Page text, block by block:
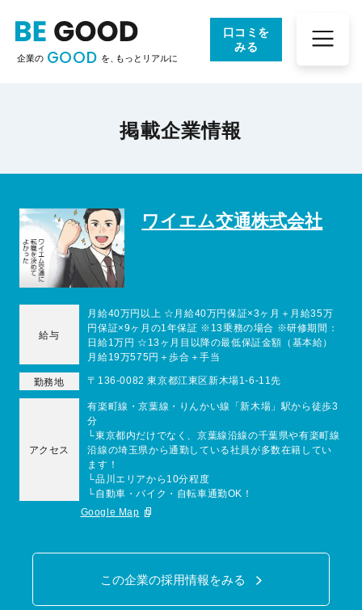
企業の GOOD を、もっとリアルに
口コミを
みる
掲載企業情報
ワイエム交通株式会社
給与
月給40万円以上 ☆月給40万円保証×3ヶ月＋月給35万
円保証×9ヶ月の1年保証 ※13乗務の場合 ※研修期間：
日給1万円 ☆13ヶ月目以降の最低保証金額（基本給）
月給19万575円＋歩合＋手当
勤務地 〒136-0082 東京都江東区新木場1-6-11先
アクセス
有楽町線・京葉線・りんかい線「新木場」駅から徒歩3
分
└東京都内だけでなく、京葉線沿線の千葉県や有楽町線
沿線の埼玉県から通勤している社員が多数在籍してい
ます！
└品川エリアから10分程度
└自動車・バイク・自転車通勤OK！
Google Map
この企業の採用情報をみる